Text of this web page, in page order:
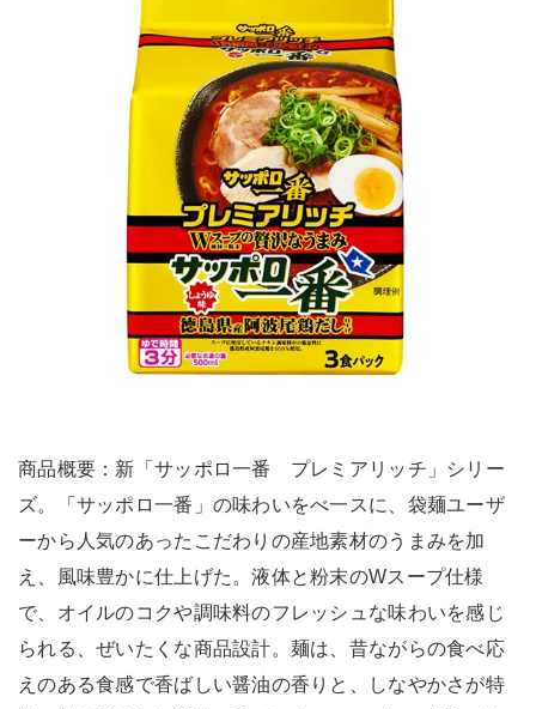
商品概要：新「サッポロ一番 プレミアリッチ」シリー
ズ。「サッポロ一番」の味わいをべ一スに、袋麺ユーザ
ーから人気のあったこだわりの産地素材のうまみを加
え、風味豊かに仕上げた。液体と粉末のWスープ仕様
で、オイルのコクや調味料のフレッシュな味わいを感じ
られる、ぜいたくな商品設計。麺は、昔ながらの食べ応
えのある食感で香ばしい醤油の香りと、しなやかさが特